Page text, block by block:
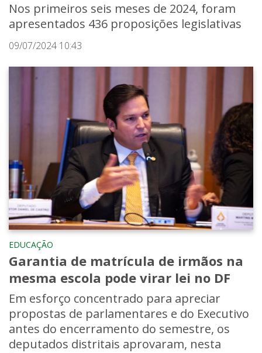
Nos primeiros seis meses de 2024, foram
apresentados 436 proposições legislativas
09/07/2024 10:43
EDUCAÇÃO
Garantia de matrícula de irmãos na
mesma escola pode virar lei no DF
Em esforço concentrado para apreciar
propostas de parlamentares e do Executivo
antes do encerramento do semestre, os
deputados distritais aprovaram, nesta